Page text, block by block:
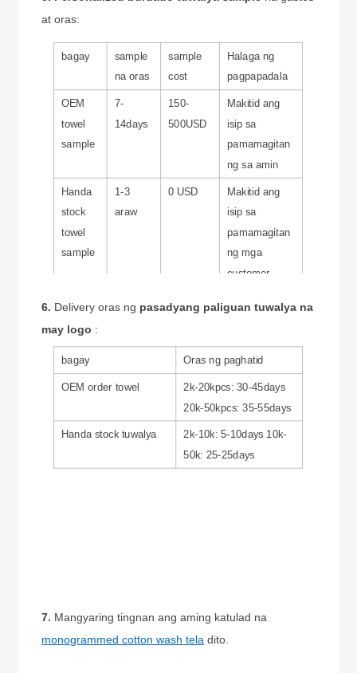
at oras:
bagay
sample
na oras
sample
cost
Halaga ng
pagpapadala
OEM
towel
sample
7-
14days
150-
500USD
Makitid ang
isip sa
pamamagitan
ng sa amin
Handa
stock
towel
sample
1-3
araw
0 USD
Makitid ang
isip sa
pamamagitan
ng mga
customer
6. Delivery oras ng pasadyang paliguan tuwalya na
may logo :
bagay Oras ng paghatid
OEM order towel
2k-20kpcs: 30-45days
20k-50kpcs: 35-55days
Handa stock tuwalya
2k-10k: 5-10days 10k-
50k: 25-25days
7. Mangyaring tingnan ang aming katulad na
monogrammed cotton wash tela dito.